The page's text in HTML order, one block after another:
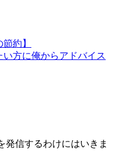
約】
方に俺からアドバイス
発信するわけにはいきま